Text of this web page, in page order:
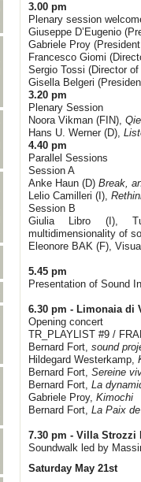
3.00 pm
Plenary session
Giuseppe D’Eugenio
Gabriele Proy
Francesco Giomi
Sergio Tossi (Director
Gisella Belgeri
3.20 pm
Plenary Session
Noora Vikman (FIN),
Hans U. Werner (D),
4.40 pm
Parallel Sessions
Session A
Anke Haun (D) Break,
Lelio Camilleri (I),
Session B
Giulia Libro (I),
multidimensionality of
Eleonore BAK (F),
5.45 pm
Presentation of Sound
6.30 pm - Limonaia di
Opening concert
TR_PLAYLIST #9 /
Bernard Fort, sound
Hildegard Westerkamp,
Bernard Fort, Sereine
Bernard Fort, La
Gabriele Proy, Kimochi
Bernard Fort, La Paix
7.30 pm - Villa Strozzi
Soundwalk led by
Saturday May 21st